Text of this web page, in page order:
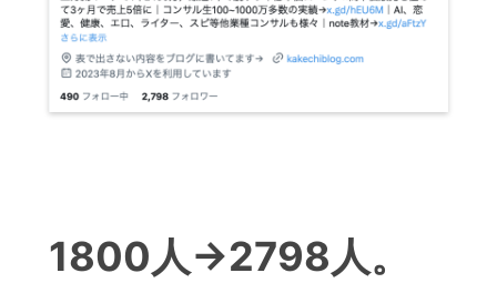
1800人→2798人。